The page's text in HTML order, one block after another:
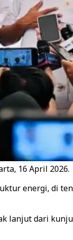
16 April 2026.
energi, di
lanjut dari